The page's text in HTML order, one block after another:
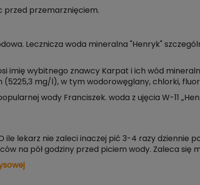
przed przemarznięciem.
Lecznicza woda mineralna "Henryk"
imię wybitnego znawcy Karpat i ich wód
mg/l), w tym wodorowęglany, chlorki,
wody Franciszek. woda z ujęcia W-11
ile lekarz nie zaleci inaczej pić 3-4 razy dziennie
na pół godziny przed piciem wody. Zaleca się